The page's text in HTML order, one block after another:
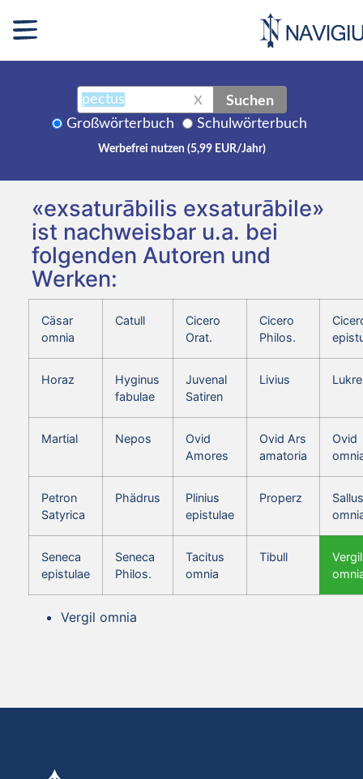
X Suchen
Großwörterbuch Schulwörterbuch
Werbefrei nutzen (5,99 EUR/Jahr)
«exsaturābilis exsaturābile»
ist nachweisbar u.a. bei
folgenden Autoren und
Werken:
Cäsar
omnia
Catull
Cicero
Orat.
Cicero
Philos.
Horaz
Hyginus
fabulae
Juvenal
Satiren
Livius
Martial Nepos
Ovid
Amores
Ovid Ars
amatoria
Ovid
Petron
Satyrica
Phädrus
Plinius
epistulae
Properz
Seneca
epistulae
Seneca
Philos.
Tacitus
omnia
Tibull
Vergil
Vergil omnia